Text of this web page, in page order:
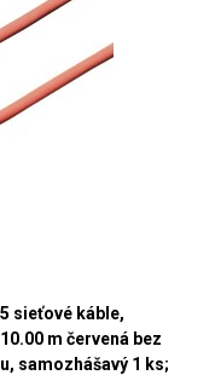
sieťové káble,
m červená bez
samozhášavý 1 ks;